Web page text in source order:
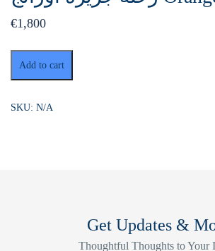
€1,800
جزيرة
Orange
Add to cart
SKU: N/A
Get Updates &
Thoughtful Thoughts to Your